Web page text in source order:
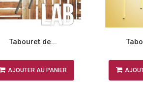
Tabouret de...
AJOUTER AU PANIER